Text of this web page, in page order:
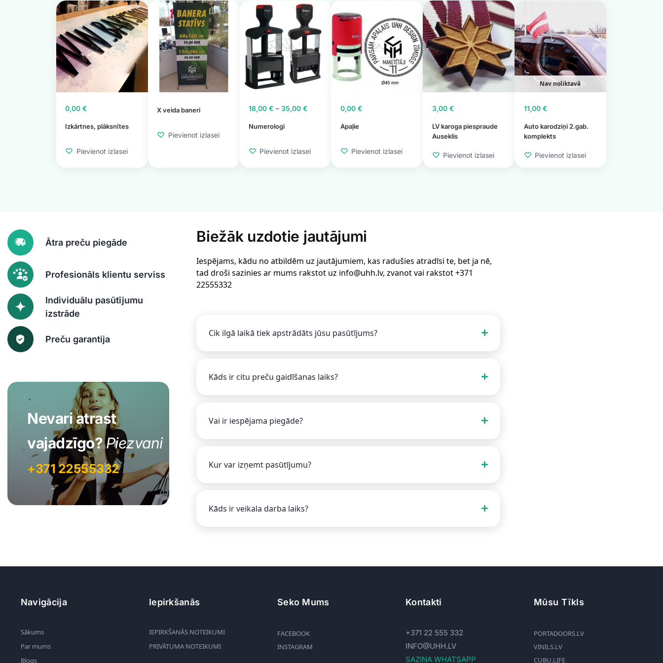
Izkārtnes, plāksnītes
0,00€
Pievienot izlasei
X veida baneri
Pievienot izlasei
Numerologi
18,00€ – 35,00€
Pievienot izlasei
Apaļie
0,00 €
Pievienot izlasei
LV karoga piespraude
Auseklis
3,00 €
Pievienot izlasei
Nav noliktavā
Auto karodziņi 2.gab.
komplekts
11,00 €
Pievienot izlasei
Ātra preču piegāde
Profesionāls klientu serviss
Individuālu pasūtījumu
izstrāde
Preču garantija
Nevari atrast
vajadzīgo?Piezvani
+371 22555332
Biežāk uzdotie jautājumi
Iespējams, kādu no atbildēm uz jautājumiem, kas radušies atradīsi te, bet ja nē,
tad droši sazinies ar mums rakstot uz info@uhh.lv, zvanot vai rakstot +371
22555332
Cik ilgā laikā tiek apstrādāts jūsu pasūtījums?
Kāds ir citu preču gaidīšanas laiks?
Vai ir iespējama piegāde?
Kur var izņemt pasūtījumu?
Kāds ir veikala darba laiks?
Navigācija
Sākums
Par mums
Blogs
Iepirkšanās
IEPIRKŠANĀS NOTEIKUMI
PRIVĀTUMA NOTEIKUMI
Seko Mums
FACEBOOK
INSTAGRAM
Kontakti
+371 22 555 332
INFO@UHH.LV
SAZIŅA WHATSAPP
Mūsu Tīkls
PORTADOORS.LV
VINILS.LV
CUBU.LIFE